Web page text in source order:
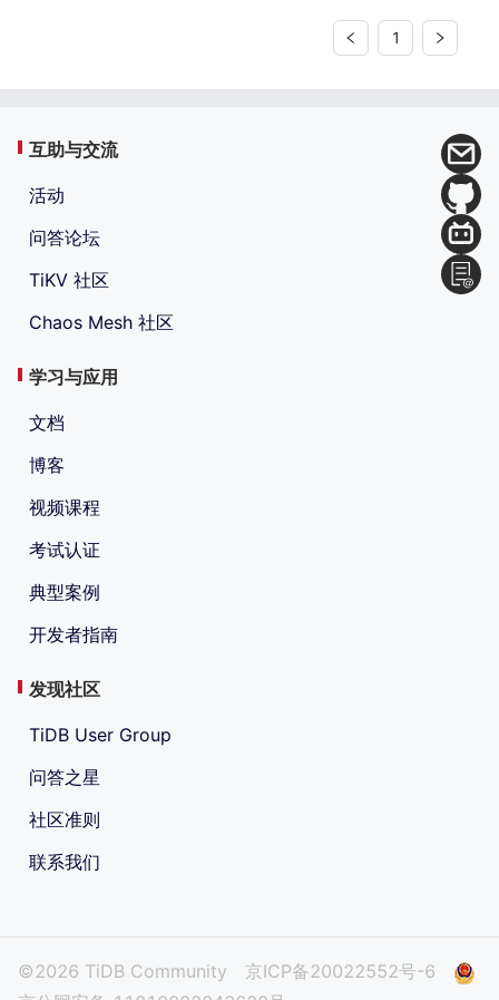
1
互助与交流
活动
问答论坛
TiKV 社区
Chaos Mesh 社区
学习与应用
文档
博客
视频课程
考试认证
典型案例
开发者指南
发现社区
TiDB User Group
问答之星
社区准则
联系我们
©2026 TiDB Community
京ICP备20022552号-6